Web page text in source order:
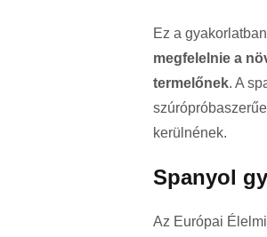
Ez a
megfelelnie a
termelőnek. A
kerülnének.
Spanyol
Az Európai